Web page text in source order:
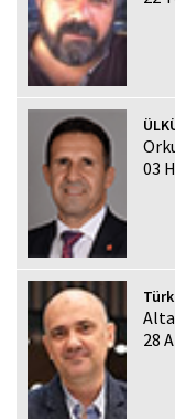
03
28